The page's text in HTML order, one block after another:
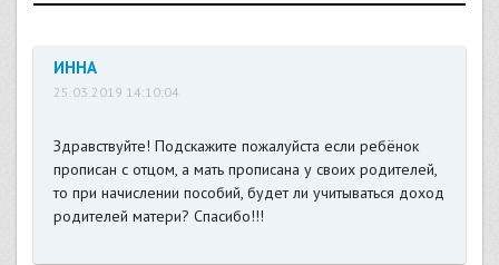
ИННА
25.03.2019 14:10:04
Здравствуйте! Подскажите пожалуйста если ребёнок
прописан с отцом, а мать прописана у своих родителей,
то при начислении пособий, будет ли учитываться доход
родителей матери? Спасибо!!!